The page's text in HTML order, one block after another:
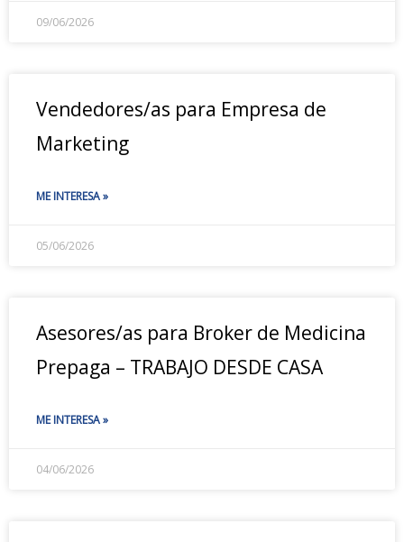
09/06/2026
Vendedores/as para Empresa de
Marketing
ME INTERESA »
05/06/2026
Asesores/as para Broker de Medicina
Prepaga – TRABAJO DESDE CASA
ME INTERESA »
04/06/2026